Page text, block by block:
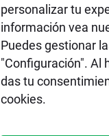
personalizar tu
información vea
Puedes gestionar
"Configuración". Al
das tu
cookies.